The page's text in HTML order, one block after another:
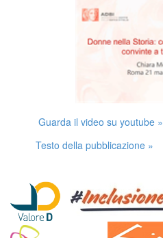
Guarda il video su youtube »
Testo della pubblicazione »